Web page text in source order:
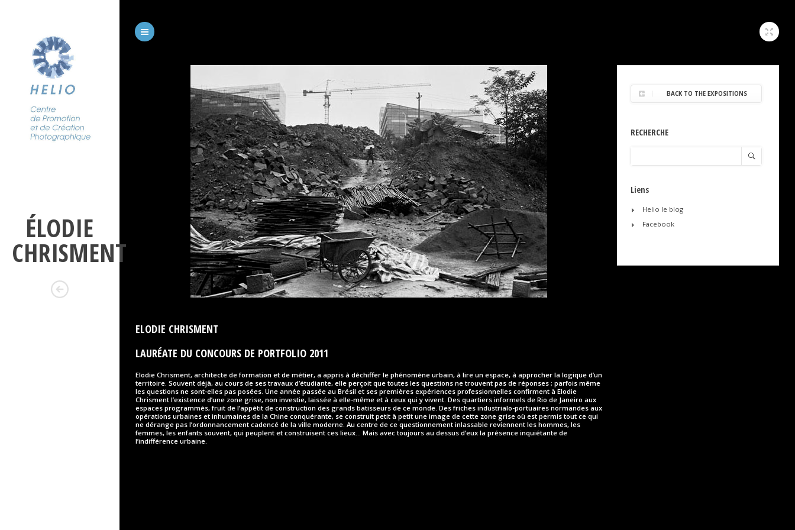
ÉLODIE
CHRISMENT
ELODIE CHRISMENT
LAURÉATE DU CONCOURS DE PORTFOLIO 2011
Elodie Chrisment, architecte de formation et de métier, a appris à déchiffer le phénomène urbain, à lire un espace, à approcher la logique d’un
territoire. Souvent déjà, au cours de ses travaux d’étudiante, elle perçoit que toutes les questions ne trouvent pas de réponses ; parfois même
les questions ne sont-elles pas posées. Une année passée au Brésil et ses premières expériences professionnelles confirment à Elodie
Chrisment l’existence d’une zone grise, non investie, laissée à elle-même et à ceux qui y vivent. Des quartiers informels de Rio de Janeiro aux
espaces programmés, fruit de l’appétit de construction des grands batisseurs de ce monde. Des friches industrialo-portuaires normandes aux
opérations urbaines et inhumaines de la Chine conquérante, se construit petit à petit une image de cette zone grise où est permis tout ce qui
ne dérange pas l’ordonnancement cadencé de la ville moderne. Au centre de ce questionnement inlassable reviennent les hommes, les
femmes, les enfants souvent, qui peuplent et construisent ces lieux… Mais avec toujours au dessus d’eux la présence inquiétante de
l’indifférence urbaine.
BACK TO THE EXPOSITIONS
RECHERCHE
Liens
Helio le blog
Facebook